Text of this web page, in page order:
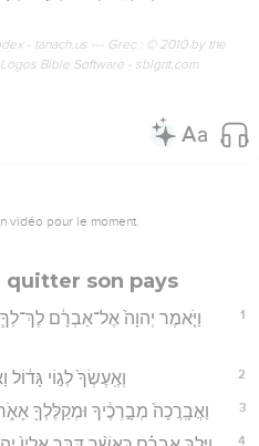
- tanach.us --- Grec : © 2010 by the
Bible Software - sblgnt.com
vidéo pour le moment.
quitter son pays
1
וַיֹּ֤אמֶר יְהוָה֙ אֶל־אַבְרָ֔ם
2 וְאֶֽעֶשְׂךָ֙ לְג֣וֹי
3 וַאֲבָֽרֲכָה֙ מְבָ֣רְכֶ֔יךָ וּמְקַלֶּלְךָ֖
4